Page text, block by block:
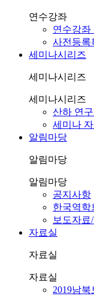
연수강좌
연수강좌
사전등록
세미나시리즈
세미나시리즈
세미나시리즈
산하 연구
세미나
알림마당
알림마당
알림마당
공지사항
한국역학
보도자료
자료실
자료실
자료실
2019남